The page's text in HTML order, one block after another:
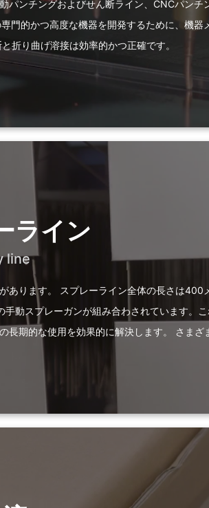
パンチングおよびせん断ライン、CNCパンチ
門的かつ高度な機器を開発するために、機器
折り曲げ溶接は効率的かつ正確です。
ライン
line
あります。 スプレーライン全体の長さは400
動スプレーガンが組み合わされています。
長期的な使用を効果的に解決します。 さまざ